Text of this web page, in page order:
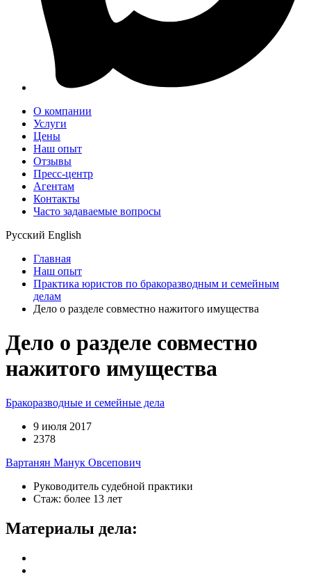
О компании
Услуги
Цены
Наш опыт
Отзывы
Пресс-центр
Агентам
Контакты
Часто задаваемые вопросы
Русский English
Главная
Наш опыт
Практика юристов по бракоразводным и семейным
делам
Дело о разделе совместно нажитого имущества
Дело о разделе совместно
нажитого имущества
Бракоразводные и семейные дела
9 июля 2017
2378
Вартанян Манук Овсепович
Руководитель судебной практики
Стаж: более 13 лет
Материалы дела: